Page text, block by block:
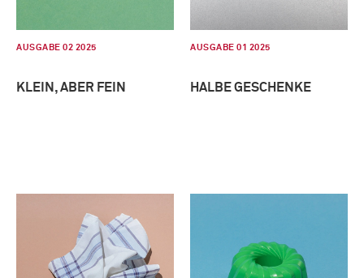
AUSGABE 02 2025
KLEIN, ABER FEIN
AUSGABE 01 2025
HALBE GESCHENKE